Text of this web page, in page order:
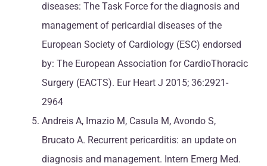
diseases: The Task Force for the diagnosis and
management of pericardial diseases of the
European Society of Cardiology (ESC) endorsed
by: The European Association for CardioThoracic
Surgery (EACTS). Eur Heart J 2015; 36:2921-
2964
Andreis A, Imazio M, Casula M, Avondo S,
Brucato A. Recurrent pericarditis: an update on
diagnosis and management. Intern Emerg Med.